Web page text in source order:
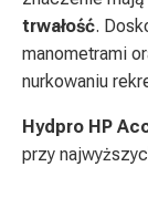
trwałość.
manometrami
nurkowaniu
Hydpro HP
przy